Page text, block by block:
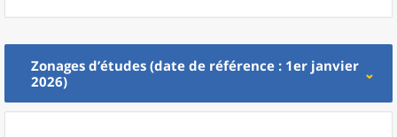
Zonages d’études (date de référence : 1er janvier
2026)